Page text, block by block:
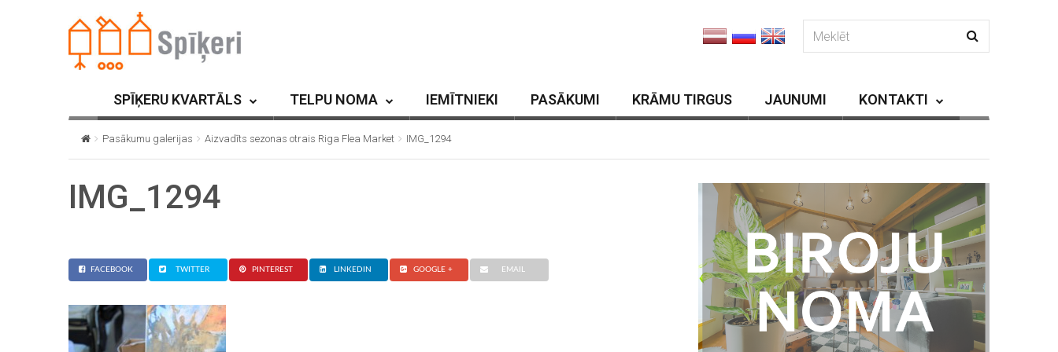
SPĪĶERU KVARTĀLS TELPU NOMA IEMĪTNIEKI PASĀKUMI KRĀMU TIRGUS JAUNUMI KONTAKTI
Pasākumu galerijas Aizvadīts sezonas otrais Riga Flea Market IMG_1294
IMG_1294
FACEBOOK TWITTER PINTEREST LINKEDIN GOOGLE + EMAIL